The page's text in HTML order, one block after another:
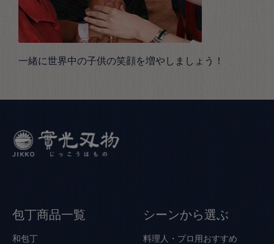
一緒に世界中の子供の笑顔を増やしましょう！
包丁商品一覧
和包丁
シーンから選ぶ
料理人・プロ用おすすめ